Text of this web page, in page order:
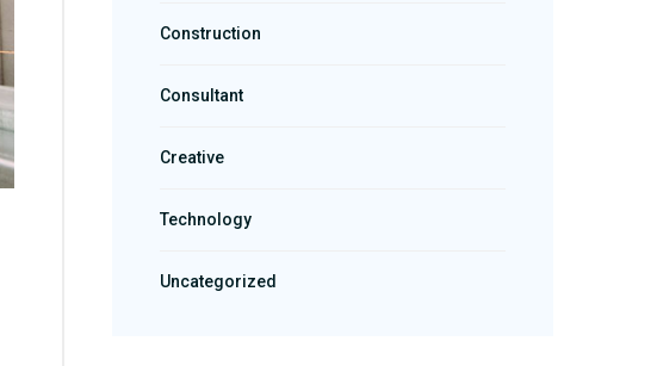
Construction
Consultant
Creative
Technology
Uncategorized